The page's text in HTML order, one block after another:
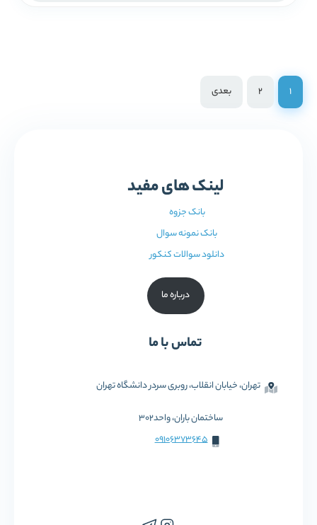
1
2 بعدی
لینک های مفید
بانک جزوه
بانک نمونه سوال
دانلود سوالات کنکور
درباره ما
تماس با ما
تهران، خیابان انقلاب، روبری سردر دانشگاه تهران
ساختمان باران، واحد302
09106373645